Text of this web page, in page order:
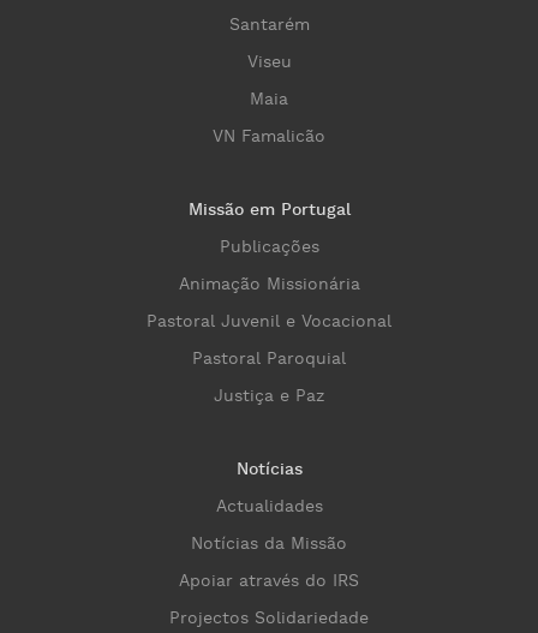
Santarém
Viseu
Maia
VN Famalicão
Missão em Portugal
Publicações
Animação Missionária
Pastoral Juvenil e Vocacional
Pastoral Paroquial
Justiça e Paz
Notícias
Actualidades
Notícias da Missão
Apoiar através do IRS
Projectos Solidariedade